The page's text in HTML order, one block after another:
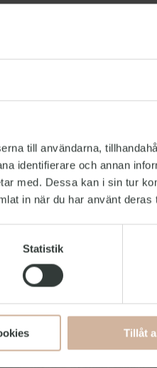
till användarna,
identifierare och annan
med. Dessa kan i sin tur
in när du har använt deras
Statistik
Tillåt